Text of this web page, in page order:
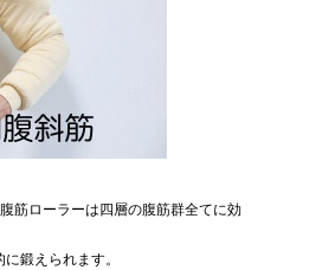
筋ローラーは四層の腹筋群全てに効
鍛えられます。